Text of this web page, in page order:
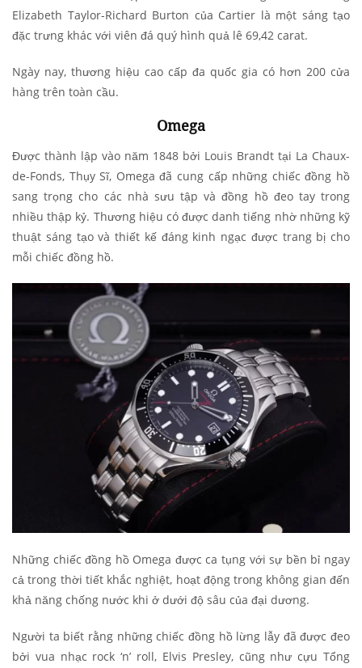
Elizabeth Taylor-Richard Burton của Cartier là một sáng tạo
đặc trưng khác với viên đá quý hình quả lê 69,42 carat.
Ngày nay, thương hiệu cao cấp đa quốc gia có hơn 200 cửa
hàng trên toàn cầu.
Omega
Được thành lập vào năm 1848 bởi Louis Brandt tại La Chaux-
de-Fonds, Thụy Sĩ, Omega đã cung cấp những chiếc đồng hồ
sang trọng cho các nhà sưu tập và đồng hồ đeo tay trong
nhiều thập kỷ. Thương hiệu có được danh tiếng nhờ những kỹ
thuật sáng tạo và thiết kế đáng kinh ngạc được trang bị cho
mỗi chiếc đồng hồ.
Những chiếc đồng hồ Omega được ca tụng với sự bền bỉ ngay
cả trong thời tiết khắc nghiệt, hoạt động trong không gian đến
khả năng chống nước khi ở dưới độ sâu của đại dương.
Người ta biết rằng những chiếc đồng hồ lừng lẫy đã được đeo
bởi vua nhạc rock ‘n’ roll, Elvis Presley, cũng như cựu Tổng